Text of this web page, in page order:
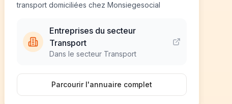
transport domiciliées chez Monsiegesocial
Entreprises du secteur
Transport
Dans le secteur Transport
Parcourir l'annuaire complet